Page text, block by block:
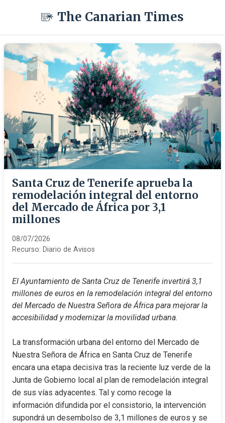
The Canarian Times
Santa Cruz de Tenerife aprueba la
remodelación integral del entorno
del Mercado de África por 3,1
millones
08/07/2026
Recurso: Diario de Avisos
El Ayuntamiento de Santa Cruz de Tenerife invertirá 3,1
millones de euros en la remodelación integral del entorno
del Mercado de Nuestra Señora de África para mejorar la
accesibilidad y modernizar la movilidad urbana.
La transformación urbana del entorno del Mercado de
Nuestra Señora de África en Santa Cruz de Tenerife
encara una etapa decisiva tras la reciente luz verde de la
Junta de Gobierno local al plan de remodelación integral
de sus vías adyacentes. Tal y como recoge la
información difundida por el consistorio, la intervención
supondrá un desembolso de 3,1 millones de euros y se